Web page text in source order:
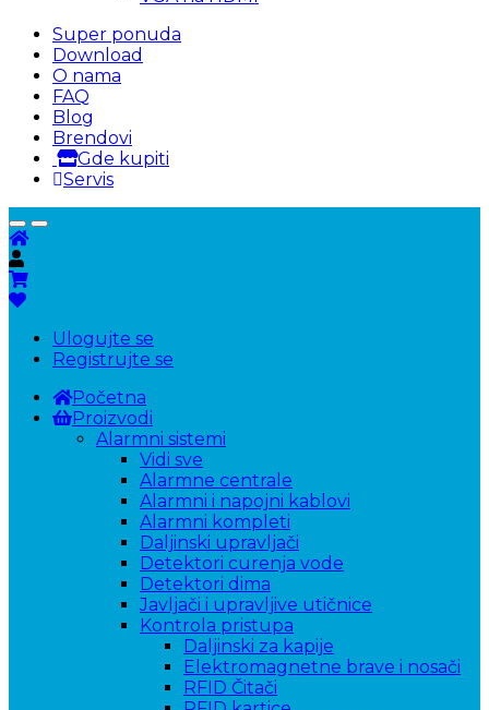
Super ponuda
Download
O nama
FAQ
Blog
Brendovi
Gde kupiti
Servis
Ulogujte se
Registrujte se
Početna
Proizvodi
Alarmni sistemi
Vidi sve
Alarmne centrale
Alarmni i napojni kablovi
Alarmni kompleti
Daljinski upravljači
Detektori curenja vode
Detektori dima
Javljači i upravljive utičnice
Kontrola pristupa
Daljinski za kapije
Elektromagnetne brave i nosači
RFID Čitači